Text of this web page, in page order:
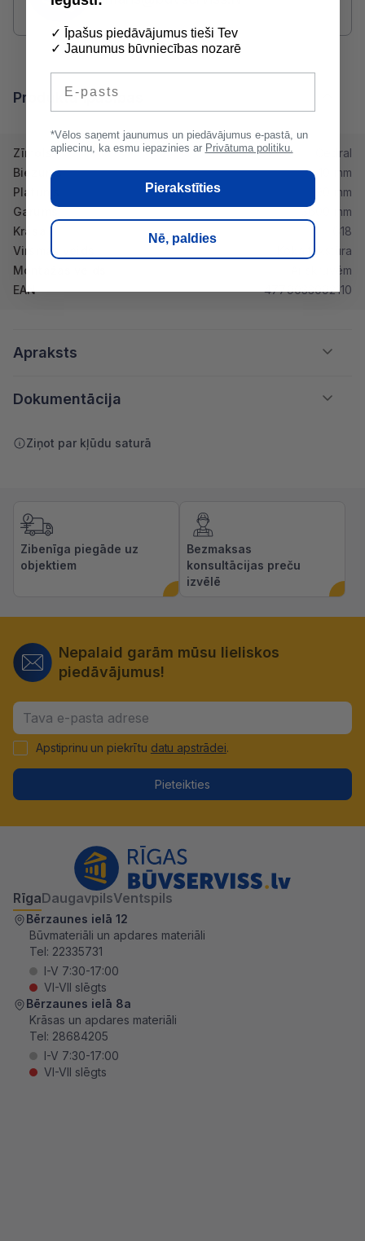
Produkta īpašības
Zīmols
Cedral
Biezums
10 mm
Platums
190 mm
Garums
3600 mm
Krāsa
C18
Virsmas veids
Koka tekstūra
Montāžas veids
Ar skrūvēm
EAN
4779033092110
Apraksts
Dokumentācija
Ziņot par kļūdu saturā
Zibenīga piegāde uz
objektiem
Bezmaksas
konsultācijas preču
izvēlē
Nepalaid garām mūsu lieliskos
piedāvājumus!
Apstiprinu un piekrītu datu apstrādei.
Pieteikties
RīgaDaugavpilsVentspils
Bērzaunes ielā 12
Būvmateriāli un apdares materiāli
Tel: 22335731
I-V 7:30-17:00
VI-VII slēgts
Bērzaunes ielā 8a
Krāsas un apdares materiāli
Tel: 28684205
I-V 7:30-17:00
VI-VII slēgts
✓ Īpašus piedāvājumus tieši Tev
✓ Jaunumus būvniecības nozarē
*Vēlos saņemt jaunumus un piedāvājumus e-pastā, un
apliecinu, ka esmu iepazinies ar Privātuma politiku.
Pierakstīties
Nē, paldies